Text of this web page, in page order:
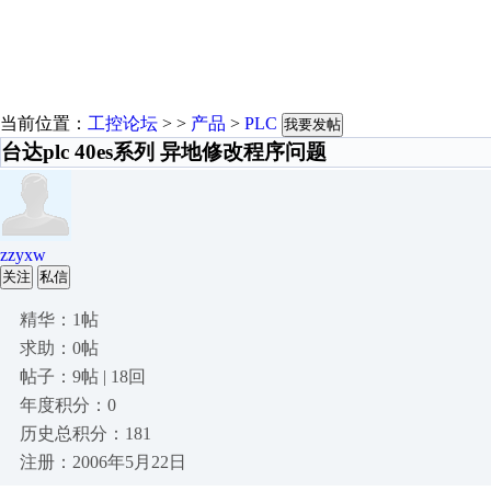
当前位置： 工控论坛 > > 产品 > PLC 我要发帖
台达plc 40es系列 异地修改程序问题
zzyxw
关注 私信
精华：1帖
求助：0帖
帖子：9帖 | 18回
年度积分：0
历史总积分：181
注册：2006年5月22日